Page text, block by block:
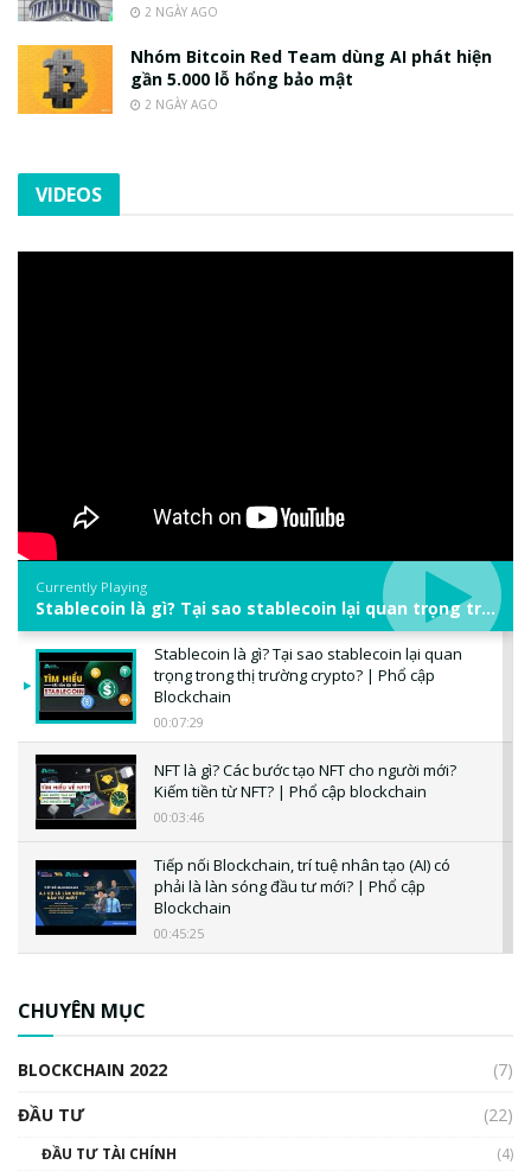
2 NGÀY AGO
Nhóm Bitcoin Red Team dùng AI phát hiện
gần 5.000 lỗ hổng bảo mật
2 NGÀY AGO
VIDEOS
Currently Playing
Stablecoin là gì? Tại sao stablecoin lại quan trọng trong thị trường crypto? | Phổ cập Blockchain
Stablecoin là gì? Tại sao stablecoin lại quan
trọng trong thị trường crypto? | Phổ cập
Blockchain
00:07:29
NFT là gì? Các bước tạo NFT cho người mới?
Kiếm tiền từ NFT? | Phổ cập blockchain
00:03:46
Tiếp nối Blockchain, trí tuệ nhân tạo (AI) có
phải là làn sóng đầu tư mới? | Phổ cập
Blockchain
00:45:25
00:02:14
CHUYÊN MỤC
BLOCKCHAIN 2022
(7)
ĐẦU TƯ
(22)
ĐẦU TƯ TÀI CHÍNH
(4)